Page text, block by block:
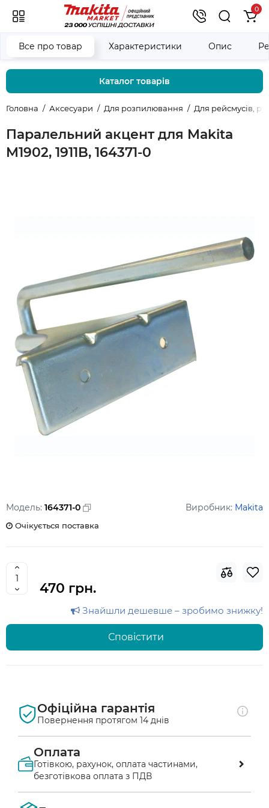
0
Каталог товарів
Головна Аксесуари Для розпилювання Для рейсмусів,
Паралельний акцент для Makita
M1902, 1911B, 164371-0
Все про товар Характеристики Опис
Модель: 164371-0 Виробник: Makita
Очікується поставка
470 грн.
Знайшли дешевше – зробимо знижку!
Сповістити
Офіційна гарантія
Повернення протягом 14 днів
Оплата
Готівкою, рахунок, оплата частинами,
безготівкова оплата з ПДВ